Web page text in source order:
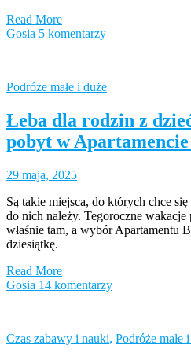
Read More
Gosia 5 komentarzy
Podróże małe i duże
Łeba dla rodzin z
pobyt w
29 maja, 2025
Są takie miejsca, do których chce
do nich należy. Tegoroczne
właśnie tam, a wybór Apartamentu
dziesiątkę.
Read More
Gosia 14 komentarzy
Czas zabawy i nauki, Podróże małe